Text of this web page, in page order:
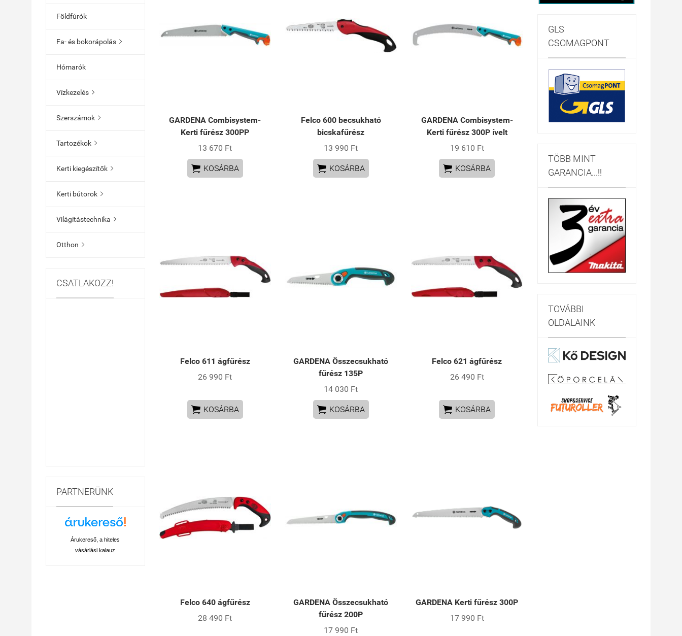
Földfúrók
Fa- és bokorápolás 
Hómarók
Vízkezelés 
Szerszámok 
Tartozékok 
Kerti kiegészítők 
Kerti bútorok 
Világítástechnika 
Otthon 
CSATLAKOZZ!
PARTNERÜNK
Árukereső, a hiteles
vásárlási kalauz
GARDENA Combisystem-
Kerti fűrész 300PP
13 670 Ft
 KOSÁRBA
Felco 600 becsukható
bicskafűrész
13 990 Ft
 KOSÁRBA
GARDENA Combisystem-
Kerti fűrész 300P ívelt
19 610 Ft
 KOSÁRBA
Felco 611 ágfűrész
26 990 Ft
 KOSÁRBA
GARDENA Összecsukható
fűrész 135P
14 030 Ft
 KOSÁRBA
Felco 621 ágfűrész
26 490 Ft
 KOSÁRBA
Felco 640 ágfűrész
28 490 Ft
GARDENA Összecsukható
fűrész 200P
17 990 Ft
GARDENA Kerti fűrész 300P
17 990 Ft
GLS
CSOMAGPONT
TÖBB MINT
GARANCIA...!!
TOVÁBBI
OLDALAINK